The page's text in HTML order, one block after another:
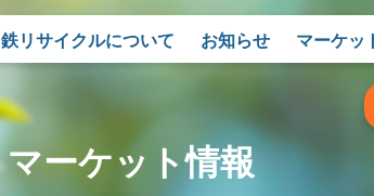
鉄リサイクルについて お知らせ マーケッ
マーケット情報